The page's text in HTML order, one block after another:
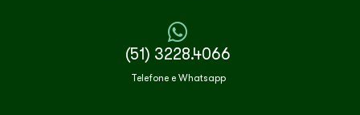
(51) 3228.4066
Telefone e Whatsapp